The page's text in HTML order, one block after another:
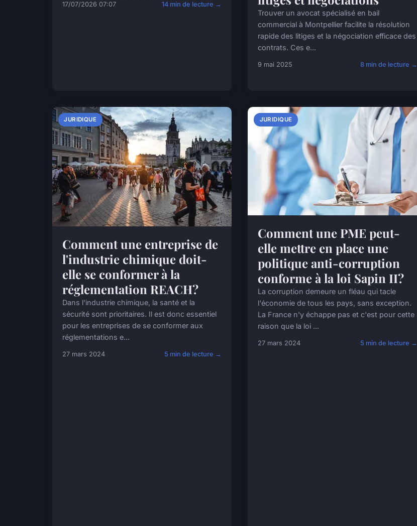
17/07/2026 07:07 14 min de lecture →
Trouver un avocat spécialisé en bail
commercial à Montpellier facilite la résolution
rapide des litiges et la négociation efficace des
contrats. Ces e...
9 mai 2025 8 min de lecture →
JURIDIQUE
Comment une entreprise de
l'industrie chimique doit-
elle se conformer à la
réglementation REACH?
Dans l'industrie chimique, la santé et la
sécurité sont prioritaires. Il est donc essentiel
pour les entreprises de se conformer aux
réglementations e...
27 mars 2024 5 min de lecture →
JURIDIQUE
Comment une PME peut-
elle mettre en place une
politique anti-corruption
conforme à la loi Sapin II?
La corruption demeure un fléau qui tacle
l'économie de tous les pays, sans exception.
La France n'y échappe pas et c'est pour cette
raison que la loi ...
27 mars 2024 5 min de lecture →